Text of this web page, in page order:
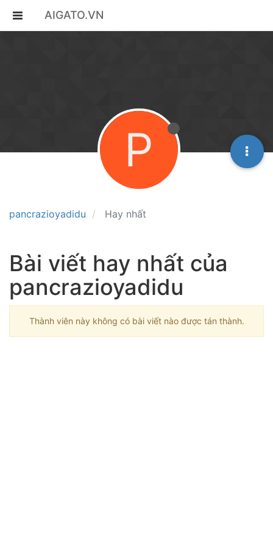
AIGATO.VN
pancrazioyadidu Hay nhất
P
Bài viết hay nhất của
pancrazioyadidu
Thành viên này không có bài viết nào được tán thành.